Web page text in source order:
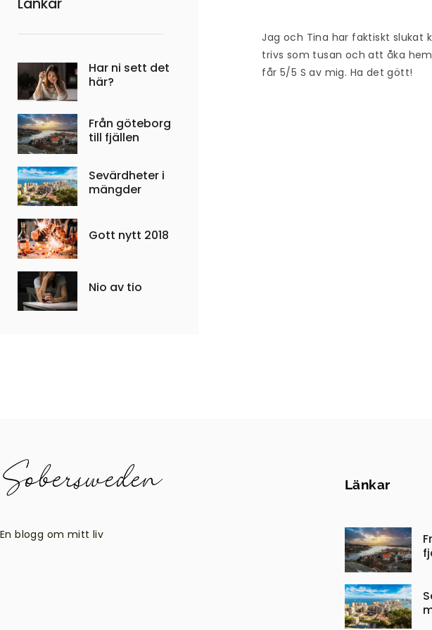
Har ni sett det
här?
Från göteborg
till fjällen
Sevärdheter i
mängder
Gott nytt 2018
Nio av tio
Jag och Tina har faktiskt slukat
trivs som tusan och att åka
får 5/5 S av mig. Ha det gött!
En blogg om mitt liv
Länkar